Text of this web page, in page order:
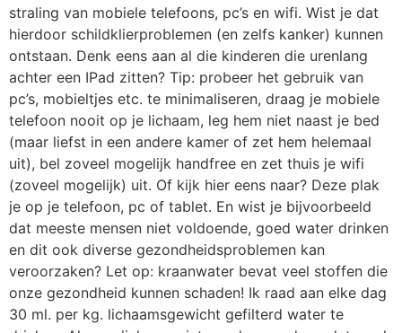
straling van mobiele telefoons, pc’s en wifi. Wist je dat
hierdoor schildklierproblemen (en zelfs kanker) kunnen
ontstaan. Denk eens aan al die kinderen die urenlang
achter een IPad zitten? Tip: probeer het gebruik van
pc’s, mobieltjes etc. te minimaliseren, draag je mobiele
telefoon nooit op je lichaam, leg hem niet naast je bed
(maar liefst in een andere kamer of zet hem helemaal
uit), bel zoveel mogelijk handfree en zet thuis je wifi
(zoveel mogelijk) uit. Of kijk hier eens naar? Deze plak
je op je telefoon, pc of tablet. En wist je bijvoorbeeld
dat meeste mensen niet voldoende, goed water drinken
en dit ook diverse gezondheidsproblemen kan
veroorzaken? Let op: kraanwater bevat veel stoffen die
onze gezondheid kunnen schaden! Ik raad aan elke dag
30 ml. per kg. lichaamsgewicht gefilterd water te